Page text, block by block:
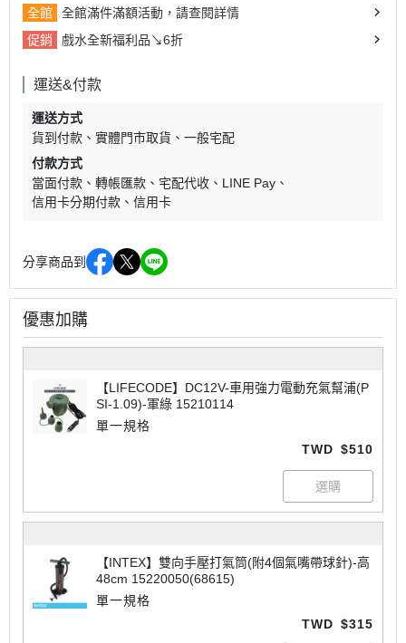
全館
全館滿件滿額活動，請查閱詳情
促銷
戲水全新福利品↘6折
運送&付款
運送方式
貨到付款
實體門市取貨
一般宅配
付款方式
當面付款
轉帳匯款 宅配代收
LINE Pay
信用卡分期付款
信用卡
分享商品到
優惠加購
【LIFECODE】DC12V-車用強力電動充氣幫浦(P
SI-1.09)-軍綠 15210114
單一規格
TWD $510
【INTEX】雙向手壓打氣筒(附4個氣嘴帶球針)-高
48cm 15220050(68615)
單一規格
TWD $315